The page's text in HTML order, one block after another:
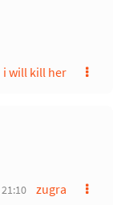
i will kill her
zugra